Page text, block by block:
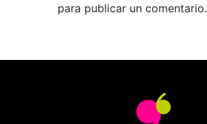
para publicar un comentario.